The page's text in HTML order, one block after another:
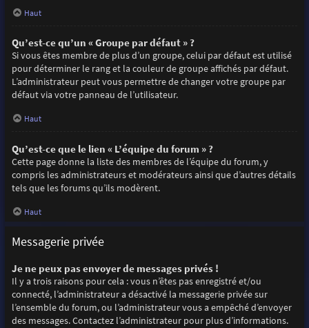
Haut
Qu’est-ce qu’un « Groupe par défaut » ?
Si vous êtes membre de plus d’un groupe, celui par défaut est utilisé
pour déterminer le rang et la couleur de groupe affichés par défaut.
L’administrateur peut vous permettre de changer votre groupe par
défaut via votre panneau de l’utilisateur.
Haut
Qu’est-ce que le lien « L’équipe du forum » ?
Cette page donne la liste des membres de l’équipe du forum, y
compris les administrateurs et modérateurs ainsi que d’autres détails
tels que les forums qu’ils modèrent.
Haut
Messagerie privée
Je ne peux pas envoyer de messages privés !
Il y a trois raisons pour cela : vous n’êtes pas enregistré et/ou
connecté, l’administrateur a désactivé la messagerie privée sur
l’ensemble du forum, ou l’administrateur vous a empêché d’envoyer
des messages. Contactez l’administrateur pour plus d’informations.